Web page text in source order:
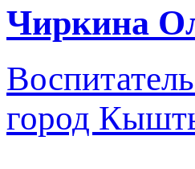
Чиркина
Воспитатель
город